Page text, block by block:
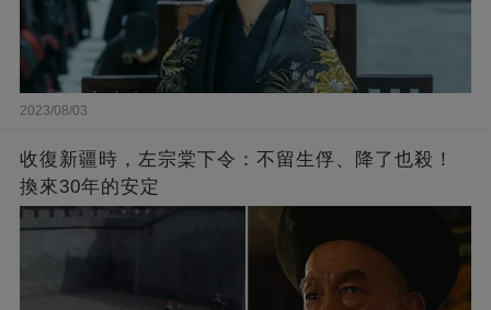
2023/08/03
收復新疆時，左宗棠下令：不留生俘、降了也殺！
換來30年的安定